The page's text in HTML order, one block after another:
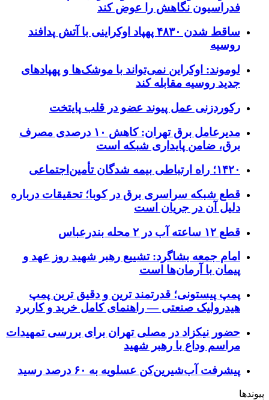
فدراسیون نگاهش را عوض کند
ساقط شدن ۴۸۳۰ پهپاد اوکراینی با آتش پدافند
روسیه
لوموند: اوکراین نمی‌تواند با موشک‌ها و پهپادهای
جدید روسیه مقابله کند
رکوردزنی عمل پیوند عضو در قلب پایتخت
مدیرعامل برق تهران: کاهش ۱۰ درصدی مصرف
برق، ضامن پایداری شبکه است
۱۴۲۰؛ راه ارتباطی بیمه شدگان تأمین‌اجتماعی
قطع شبکه سراسری برق در کوبا؛ تحقیقات درباره
دلیل آن در جریان است
قطع ۱۲ ساعته آب در ۲ محله بندرعباس
امام جمعه بشاگرد: تشییع رهبر شهید روز عهد و
پیمان با آرمان‌ها است
پمپ پیستونی؛ قدرتمند ترین و دقیق‌ ترین پمپ
هیدرولیک صنعتی — راهنمای کامل خرید و کاربرد
حضور نیکزاد در مصلی تهران برای بررسی تمهیدات
مراسم وداع با رهبر شهید
پیشرفت آب‌شیرین‌کن عسلویه به ۶۰ درصد رسید
پیوندها